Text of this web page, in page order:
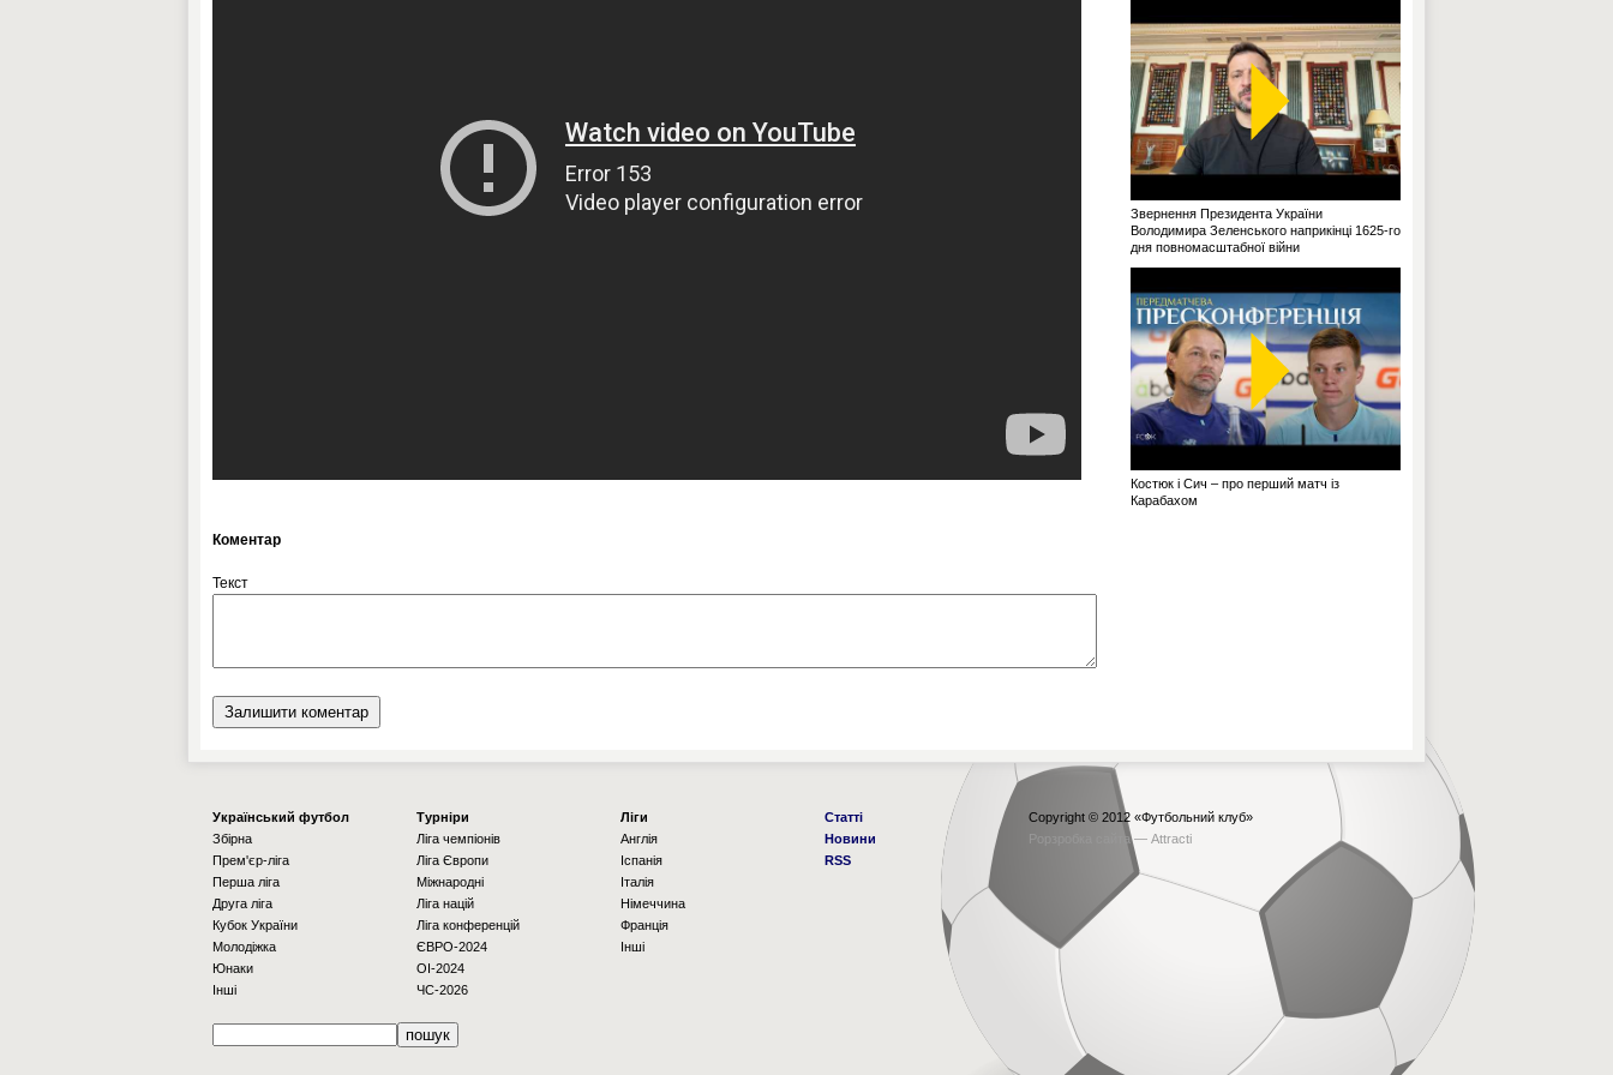
Коментар
Текст
Звернення Президента України
Володимира Зеленського наприкінці 1625-го
дня повномасштабної війни
Костюк і Сич – про перший матч із
Карабахом
Українcький футбол
Збірна
Прем'єр-ліга
Перша ліга
Друга ліга
Кубок України
Молодіжка
Юнаки
Інші
Турніри
Ліга чемпіонів
Ліга Європи
Міжнародні
Ліга націй
Ліга конференцій
ЄВРО-2024
OI-2024
ЧС-2026
Ліги
Англія
Іспанія
Італія
Німеччина
Франція
Інші
Статті
Новини
RSS
Copyright © 2012 «Футбольний клуб»
Рорзробка сайта — Attracti